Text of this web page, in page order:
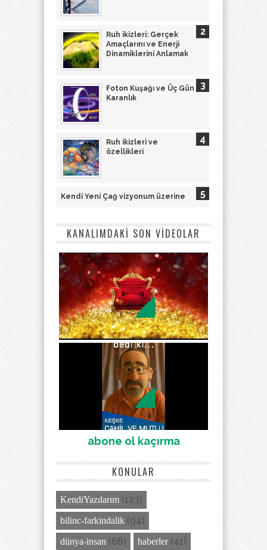
Ruh ikizleri: Gerçek
Amaçlarını ve Enerji
Dinamiklerini Anlamak
Foton Kuşağı ve Üç Gün
Karanlık
Ruh ikizleri ve
özellikleri
Kendi Yeni Çağ vizyonum üzerine
KANALIMDAKİ SON VİDEOLAR
abone ol kaçırma
KONULAR
KendiYazılarım (123)
bilinc-farkindalik (94)
dünya-insan (66) haberler (41)